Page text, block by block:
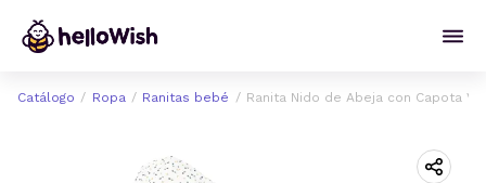
Catálogo Ropa Ranitas bebé Ranita Nido de Abeja con Capota